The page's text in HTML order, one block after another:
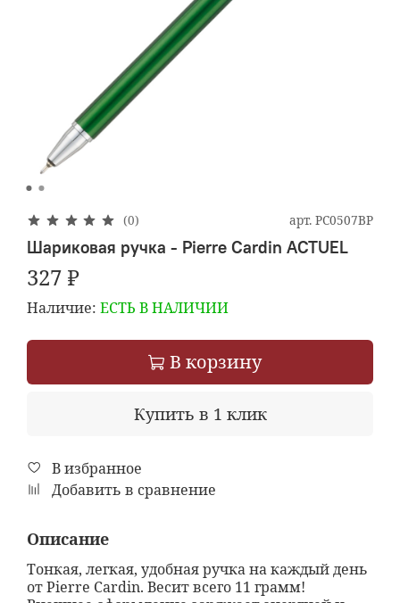
(0) арт. PC0507BP
Шариковая ручка - Pierre Cardin ACTUEL
327 ₽
Наличие: ЕСТЬ В НАЛИЧИИ
В корзину
Купить в 1 клик
В избранное
Добавить в сравнение
Описание
Тонкая, легкая, удобная ручка на каждый день
от Pierre Cardin. Весит всего 11 грамм!